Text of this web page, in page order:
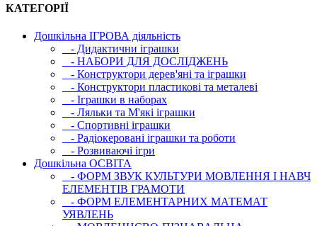
КАТЕГОРІЇ
Дошкільна ІГРОВА діяльність
- Дидактични іграшки
- НАБОРИ ДЛЯ ДОСЛІДЖЕНЬ
- Конструктори дерев'яні та іграшки
- Конструктори пластикові та металеві
- Іграшки в наборах
- Ляльки та М'які іграшки
- Спортивні іграшки
- Радіокеровані іграшки та роботи
- Розвиваючі ігри
Дошкільна ОСВIТА
- ФОРМ ЗВУК КУЛЬТУРИ МОВЛЕННЯ І НАВЧ
ЕЛЕМЕНТІВ ГРАМОТИ
- ФОРМ ЕЛЕМЕНТАРНИХ МАТЕМАТ
УЯВЛЕНЬ